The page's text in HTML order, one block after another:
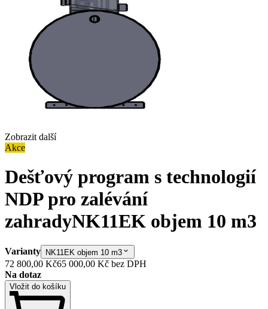
Zobrazit další
Akce
Dešťový program s technologií
NDP pro zalévání
zahradyNK11EK objem 10 m3
Varianty NK11EK objem 10 m3
72 800,00 Kč65 000,00 Kč bez DPH
Na dotaz
Vložit do košíku